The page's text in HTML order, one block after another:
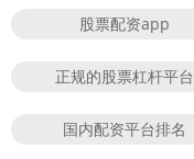
股票配资app
正规的股票杠杆平台
国内配资平台排名